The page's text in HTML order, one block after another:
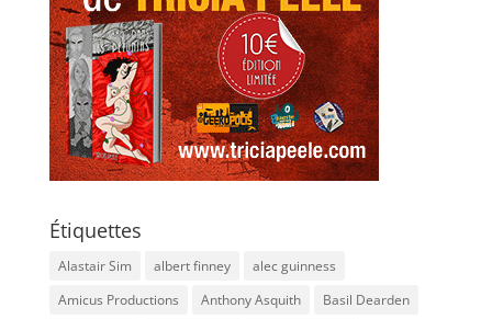
Étiquettes
Alastair Sim albert finney
alec guinness
Amicus Productions
Anthony Asquith
Basil Dearden